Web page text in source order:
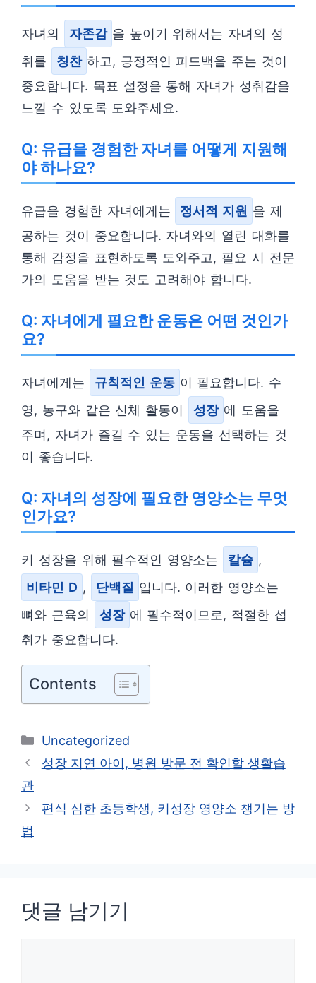
자녀의 자존감 을 높이기 위해서는 자녀의 성
취를
칭찬 하고, 긍정적인 피드백을 주는 것이
중요합니다. 목표 설정을 통해 자녀가 성취감을
느낄 수 있도록 도와주세요.
Q: 유급을 경험한 자녀를 어떻게 지원해
야 하나요?
유급을 경험한 자녀에게는 정서적 지원 을 제
공하는 것이 중요합니다. 자녀와의 열린 대화를
통해 감정을 표현하도록 도와주고, 필요 시 전문
가의 도움을 받는 것도 고려해야 합니다.
Q: 자녀에게 필요한 운동은 어떤 것인가
요?
자녀에게는 규칙적인 운동 이 필요합니다. 수
영, 농구와 같은 신체 활동이
성장 에 도움을
주며, 자녀가 즐길 수 있는 운동을 선택하는 것
이 좋습니다.
Q: 자녀의 성장에 필요한 영양소는 무엇
인가요?
키 성장을 위해 필수적인 영양소는 칼슘 ,
비타민 D , 단백질 입니다. 이러한 영양소는
뼈와 근육의
성장 에 필수적이므로, 적절한 섭
취가 중요합니다.
Contents
카
테
Uncategorized
성장 지연 아이, 병원 방문 전 확인할 생활습
관
편식 심한 초등학생, 키성장 영양소 챙기는 방
법
댓글 남기기